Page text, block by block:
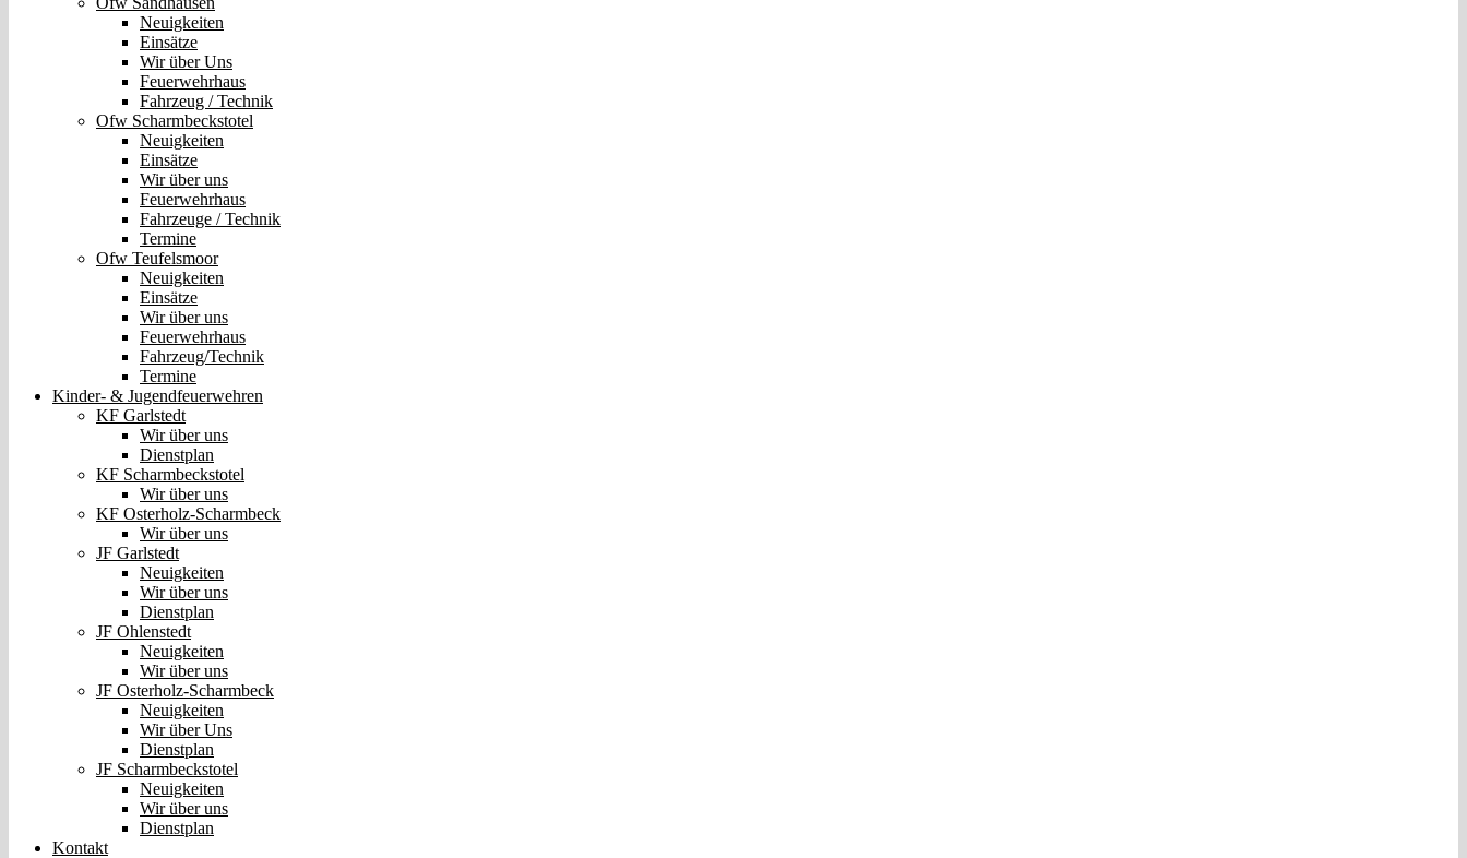
Neuigkeiten
Einsätze
Wir über Uns
Feuerwehrhaus
Fahrzeug / Technik
Ofw Scharmbeckstotel
Neuigkeiten
Einsätze
Wir über uns
Feuerwehrhaus
Fahrzeuge / Technik
Termine
Ofw Teufelsmoor
Neuigkeiten
Einsätze
Wir über uns
Feuerwehrhaus
Fahrzeug/Technik
Termine
Kinder- & Jugendfeuerwehren
KF Garlstedt
Wir über uns
Dienstplan
KF Scharmbeckstotel
Wir über uns
KF Osterholz-Scharmbeck
Wir über uns
JF Garlstedt
Neuigkeiten
Wir über uns
Dienstplan
JF Ohlenstedt
Neuigkeiten
Wir über uns
JF Osterholz-Scharmbeck
Neuigkeiten
Wir über Uns
Dienstplan
JF Scharmbeckstotel
Neuigkeiten
Wir über uns
Dienstplan
Kontakt